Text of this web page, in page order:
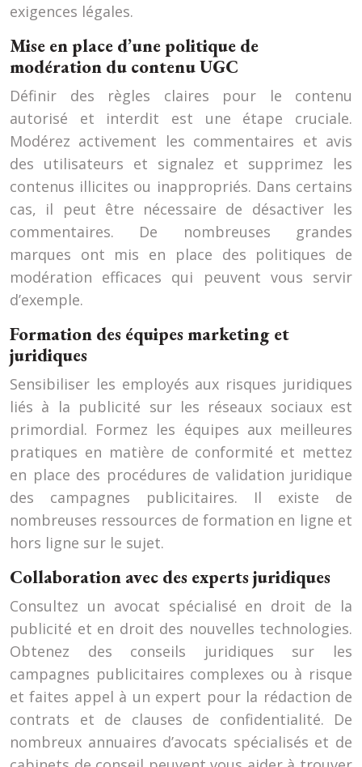
exigences légales.
Mise en place d’une politique de
modération du contenu UGC
Définir des règles claires pour le contenu
autorisé et interdit est une étape cruciale.
Modérez activement les commentaires et avis
des utilisateurs et signalez et supprimez les
contenus illicites ou inappropriés. Dans certains
cas, il peut être nécessaire de désactiver les
commentaires. De nombreuses grandes
marques ont mis en place des politiques de
modération efficaces qui peuvent vous servir
d’exemple.
Formation des équipes marketing et
juridiques
Sensibiliser les employés aux risques juridiques
liés à la publicité sur les réseaux sociaux est
primordial. Formez les équipes aux meilleures
pratiques en matière de conformité et mettez
en place des procédures de validation juridique
des campagnes publicitaires. Il existe de
nombreuses ressources de formation en ligne et
hors ligne sur le sujet.
Collaboration avec des experts juridiques
Consultez un avocat spécialisé en droit de la
publicité et en droit des nouvelles technologies.
Obtenez des conseils juridiques sur les
campagnes publicitaires complexes ou à risque
et faites appel à un expert pour la rédaction de
contrats et de clauses de confidentialité. De
nombreux annuaires d’avocats spécialisés et de